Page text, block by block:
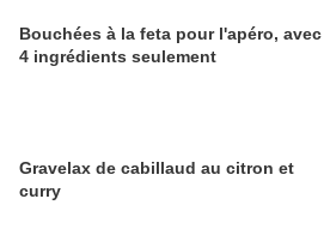
Bouchées à la feta pour l'apéro, avec
4 ingrédients seulement
Gravelax de cabillaud au citron et
curry